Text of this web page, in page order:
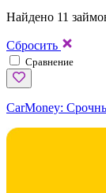
Найдено 11
Сбросить
Сравнение
CarMoney: